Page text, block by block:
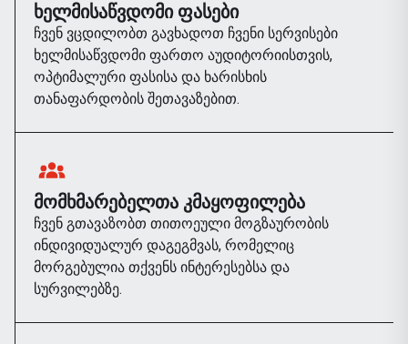
ᲮᲔᲚᲛᲘᲡᲐᲬᲕᲓᲝᲛᲘ ᲤᲐᲡᲔᲑᲘ
ჩვენ ვცდილობთ გავხადოთ ჩვენი სერვისები
ხელმისაწვდომი ფართო აუდიტორიისთვის,
ოპტიმალური ფასისა და ხარისხის
თანაფარდობის შეთავაზებით.
ᲛᲝᲛᲮᲛᲐᲠᲔᲑᲔᲚᲗᲐ ᲙᲛᲐᲧᲝᲤᲘᲚᲔᲑᲐ
ჩვენ გთავაზობთ თითოეული მოგზაურობის
ინდივიდუალურ დაგეგმვას, რომელიც
მორგებულია თქვენს ინტერესებსა და
სურვილებზე.